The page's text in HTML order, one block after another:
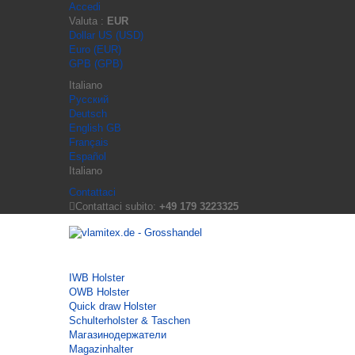
Accedi
Valuta : EUR
Dollar US (USD)
Euro (EUR)
GPB (GPB)
Italiano
Русский
Deutsch
English GB
Français
Español
Italiano
Contattaci
Contattaci subito: +49 179 3223325
IWB Holster
OWB Holster
Quick draw Holster
Schulterholster & Taschen
Магазинодержатели
Magazinhalter